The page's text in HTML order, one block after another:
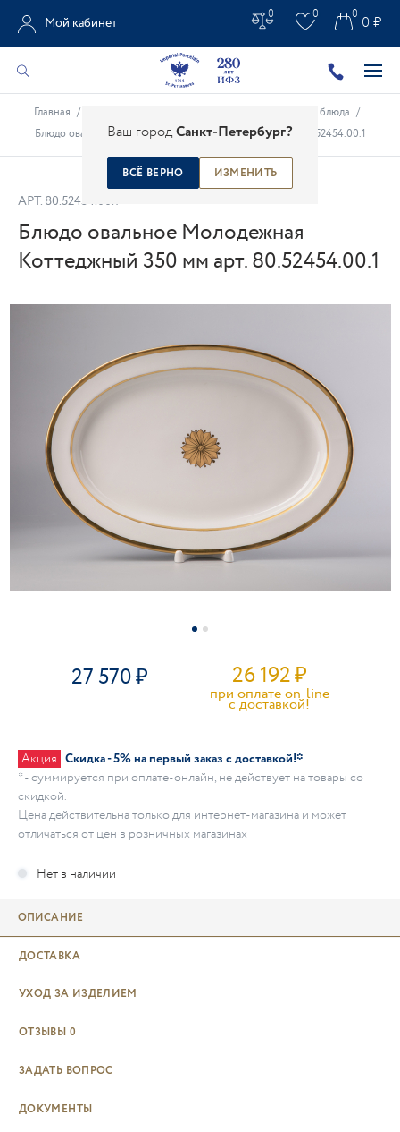
Ваш городСанкт-Петербург?
ВСЁ ВЕРНО ИЗМЕНИТЬ
Мой кабинет
0 0 0 ₽
0
Главная / Фарфоровые блюда /
Блюдо овальное Молодежная Коттеджный 350 мм арт. 80.52454.00.1
АРТ. 80.52454.00.1
Блюдо овальное Молодежная
Коттеджный 350 мм арт. 80.52454.00.1
27 570 26 192₽
при оплате on-line
c доставкой!
Акция Скидка - 5% на первый заказ с доставкой!*
* - суммируется при оплате-онлайн, не действует на товары со
скидкой.
Цена действительна только для интернет-магазина и может
отличаться от цен в розничных магазинах
ОПИСАНИЕ
ДОСТАВКА
УХОД ЗА ИЗДЕЛИЕМ
ОТЗЫВЫ 0
ЗАДАТЬ ВОПРОС
ДОКУМЕНТЫ